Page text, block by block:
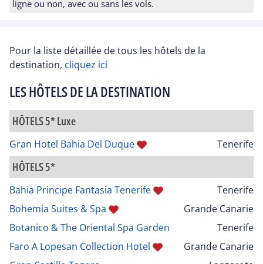
ligne ou non, avec ou sans les vols.
Pour la liste détaillée de tous les hôtels de la
destination, cliquez ici
LES HÔTELS DE LA DESTINATION
HÔTELS 5* Luxe
Gran Hotel Bahia Del Duque Tenerife
HÔTELS 5*
Bahia Principe Fantasia Tenerife
Tenerife
Bohemia Suites & Spa
Grande Canarie
Botanico & The Oriental Spa Garden
Tenerife
Faro A Lopesan Collection Hotel
Grande Canarie